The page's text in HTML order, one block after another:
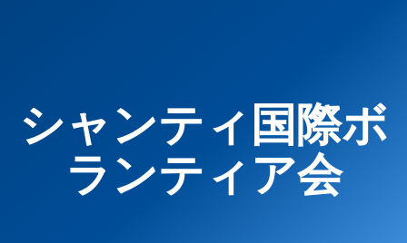
シャンティ国際ボ
ランティア会